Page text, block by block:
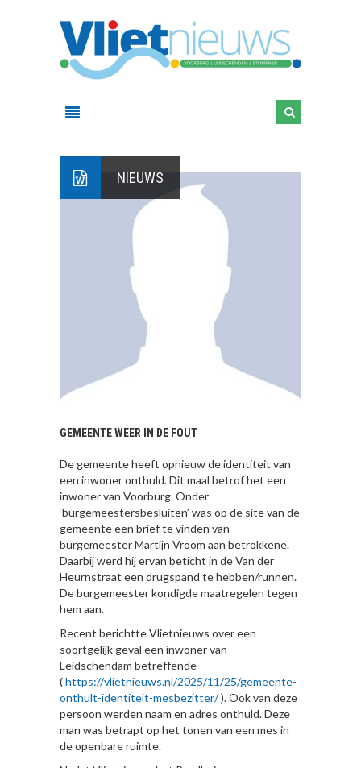
NIEUWS
GEMEENTE WEER IN DE FOUT
De gemeente heeft opnieuw de identiteit van
een inwoner onthuld. Dit maal betrof het een
inwoner van Voorburg. Onder
‘burgemeestersbesluiten’ was op de site van de
gemeente een brief te vinden van
burgemeester Martijn Vroom aan betrokkene.
Daarbij werd hij ervan beticht in de Van der
Heurnstraat een drugspand te hebben/runnen.
De burgemeester kondigde maatregelen tegen
hem aan.
Recent berichtte Vlietnieuws over een
soortgelijk geval een inwoner van
Leidschendam betreffende
(https://vlietnieuws.nl/2025/11/25/gemeente-
onthult-identiteit-mesbezitter/). Ook van deze
persoon werden naam en adres onthuld. Deze
man was betrapt op het tonen van een mes in
de openbare ruimte.